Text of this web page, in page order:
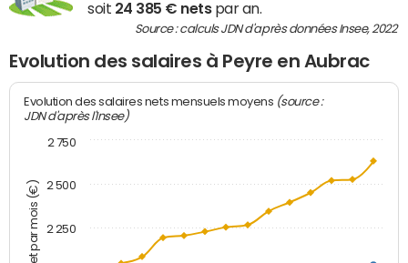
soit 24 385 € netspar an.
Source : calculs JDN d'après données Insee, 2022
Evolution des salaires à Peyre en Aubrac
Evolution des salaires nets mensuels moyens (source :
JDN d'après l'Insee)
2 250
2 500
2 750